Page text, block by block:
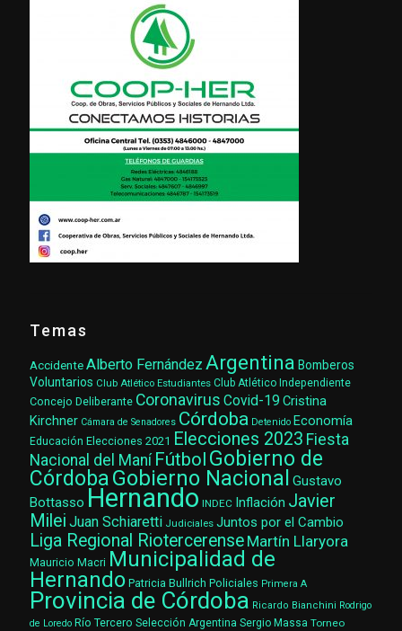
Temas
AccidenteAlberto Fernández Argentina Bomberos
Voluntarios Club Atlético Estudiantes Club Atlético Independiente
Concejo Deliberante Coronavirus Covid-19 Cristina
Kirchner Cámara de Senadores Córdoba Detenido Economía
Educación Elecciones 2021 Elecciones 2023 Fiesta
Nacional del Maní Fútbol Gobierno de
CórdobaGobierno Nacional Gustavo
Bottasso Hernando INDEC Inflación Javier
Milei Juan Schiaretti Judiciales Juntos por el Cambio
Liga Regional Riotercerense Martín Llaryora
Mauricio Macri Municipalidad de
Hernando Patricia Bullrich Policiales Primera A
Provincia de Córdoba Ricardo Bianchini Rodrigo
de Loredo Río Tercero Selección Argentina Sergio Massa Torneo